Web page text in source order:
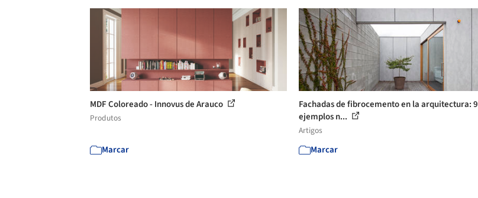
MDF Coloreado - Innovus de Arauco
Produtos
Marcar
Fachadas de fibrocemento en la arquitectura: 9
ejemplos n...
Artigos
Marcar